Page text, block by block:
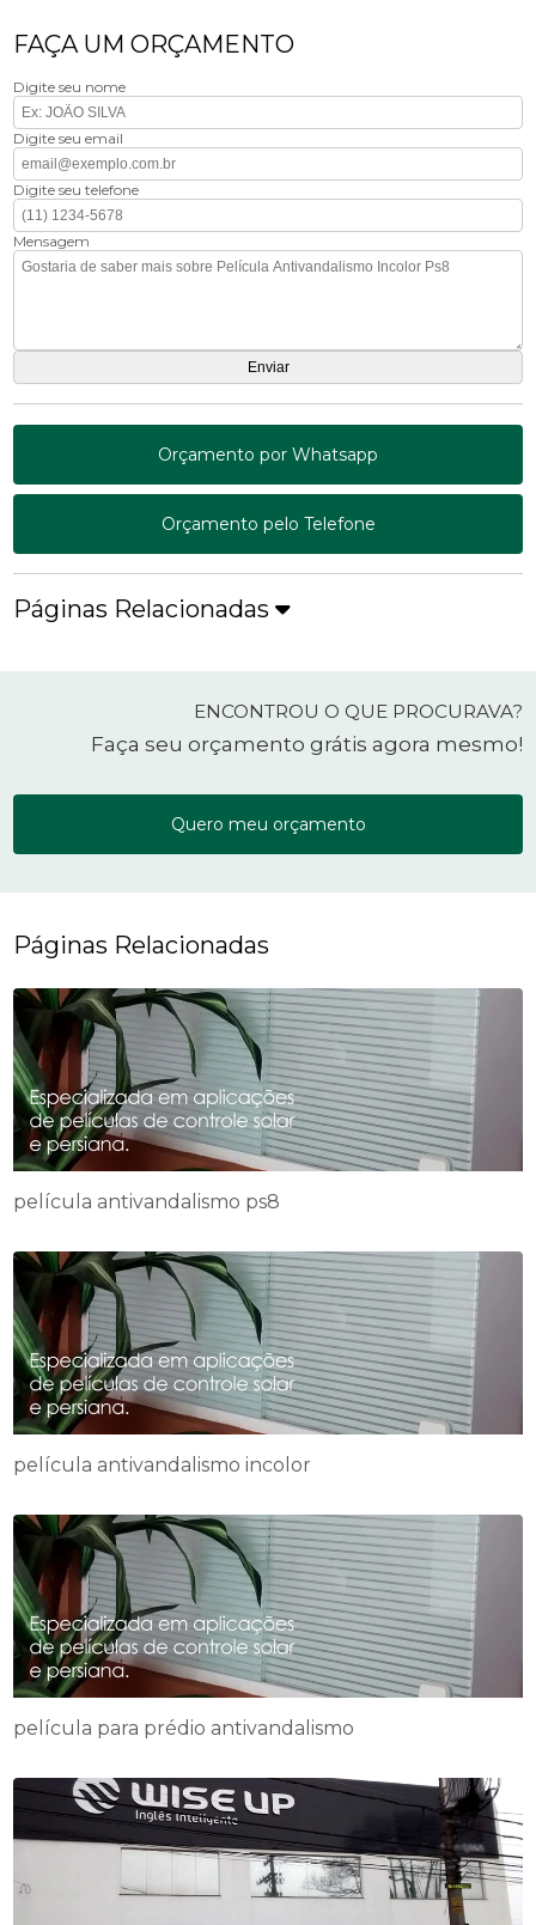
FAÇA UM ORÇAMENTO
Digite seu nome
Digite seu email
Digite seu telefone
Mensagem
Orçamento por Whatsapp
Orçamento pelo Telefone
Páginas Relacionadas
ENCONTROU O QUE PROCURAVA?
Faça seu orçamento grátis agora mesmo!
Quero meu orçamento
Páginas Relacionadas
película antivandalismo ps8
película antivandalismo incolor
película para prédio antivandalismo